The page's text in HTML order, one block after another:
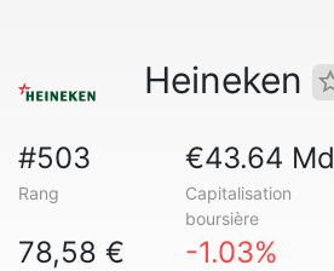
Heineken
#503
Rang
€43.64 Md
Capitalisation
boursière
78,58 € -1.03%